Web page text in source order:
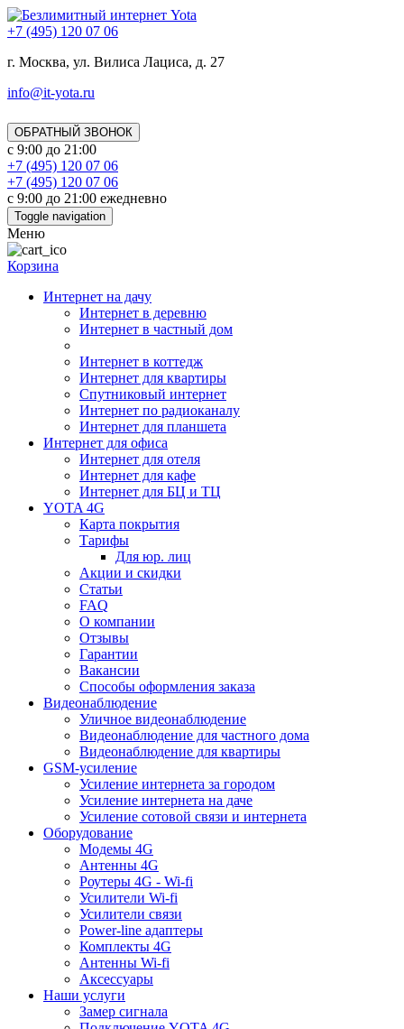
+7 (495) 120 07 06
г. Москва, ул. Вилиса Лациса, д. 27
info@it-yota.ru
ОБРАТНЫЙ ЗВОНОК
с 9:00 до 21:00
+7 (495) 120 07 06
+7 (495) 120 07 06
с 9:00 до 21:00 ежедневно
Toggle navigation
Меню
Корзина
Интернет на дачу
Интернет в деревню
Интернет в частный дом
Интернет в коттедж
Интернет для квартиры
Спутниковый интернет
Интернет по радиоканалу
Интернет для планшета
Интернет для офиса
Интернет для отеля
Интернет для кафе
Интернет для БЦ и ТЦ
YOTA 4G
Карта покрытия
Тарифы
Для юр. лиц
Акции и скидки
Статьи
FAQ
О компании
Отзывы
Гарантии
Вакансии
Способы оформления заказа
Видеонаблюдение
Уличное видеонаблюдение
Видеонаблюдение для частного дома
Видеонаблюдение для квартиры
GSM-усиление
Усиление интернета за городом
Усиление интернета на даче
Усиление сотовой связи и интернета
Оборудование
Модемы 4G
Антенны 4G
Роутеры 4G - Wi-fi
Усилители Wi-fi
Усилители связи
Power-line адаптеры
Комплекты 4G
Антенны Wi-fi
Аксессуары
Наши услуги
Замер сигнала